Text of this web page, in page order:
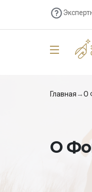
Главная →О
О